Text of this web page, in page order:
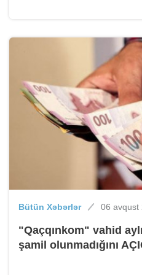
Bütün Xəbərlər 06 avqust
"Qaçqınkom" vahid
şamil olunmadığını